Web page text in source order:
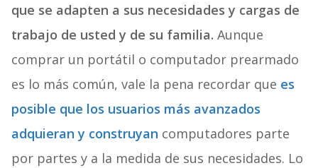
que se adapten a sus necesidades y cargas de
trabajo de usted y de su familia. Aunque
comprar un portátil o computador prearmado
es lo más común, vale la pena recordar que es
posible que los usuarios más avanzados
adquieran y construyan computadores parte
por partes y a la medida de sus necesidades. Lo